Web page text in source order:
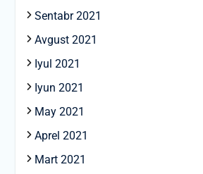
Sentabr 2021
Avgust 2021
Iyul 2021
Iyun 2021
May 2021
Aprel 2021
Mart 2021